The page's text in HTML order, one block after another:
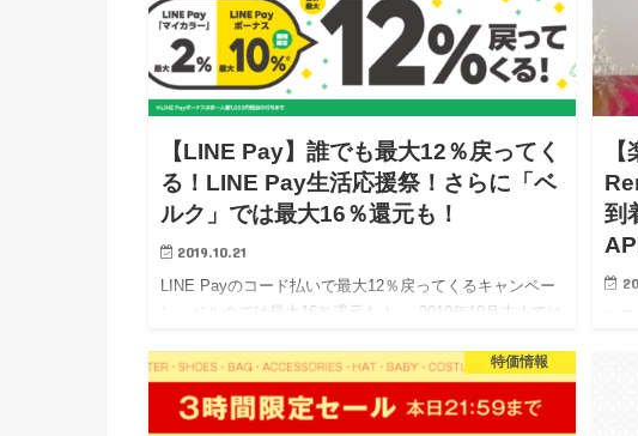
【LINE Pay】誰でも最大12％戻ってく
る！LINE Pay生活応援祭！さらに「ベ
ルク」では最大16％還元も！
2019.10.21
LINE Payのコード払いで最大12％戻ってくるキャンペー
ン。ベルクでは最大16％還元も！ 2019年10月末までは
Pay決済がオスス…
到
プ
特価情報